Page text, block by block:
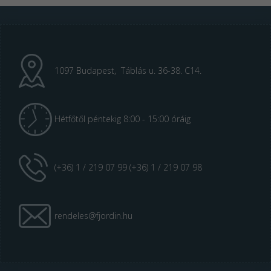
1097 Budapest, Táblás u. 36-38. C14.
Hétfőtől péntekig 8:00 - 15:00 óráig
(+36) 1 / 219 07 99 (+36) 1 / 219 07 98
rendeles@fjordin.hu